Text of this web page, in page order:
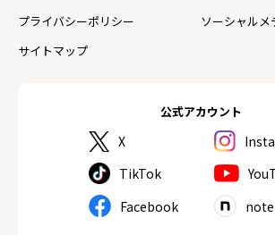
公式アカウント
X
TikTok
Facebook
note
プライバシーポリシー
ソーシャルメ
サイトマップ